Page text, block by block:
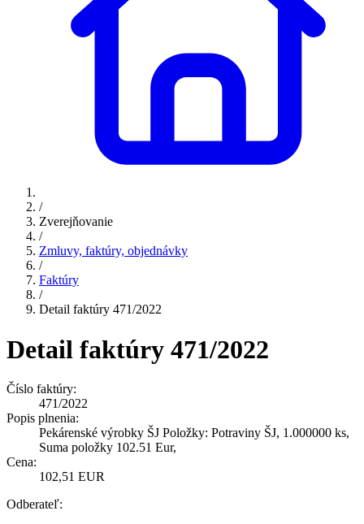
/
Zverejňovanie
/
Zmluvy, faktúry, objednávky
/
Faktúry
/
Detail faktúry 471/2022
Detail faktúry 471/2022
Číslo faktúry:
471/2022
Popis plnenia:
Pekárenské výrobky ŠJ Položky: Potraviny ŠJ, 1.000000 ks,
Suma položky 102.51 Eur,
Cena:
102,51 EUR
Odberateľ: